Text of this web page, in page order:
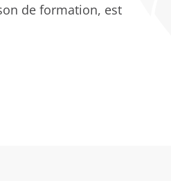
de formation, est